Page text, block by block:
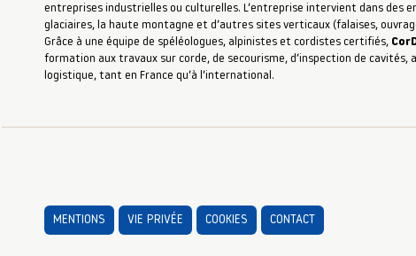
entreprises industrielles ou culturelles. L’entreprise intervient dans des
glaciaires, la haute montagne et d’autres sites verticaux (falaises,
Grâce à une équipe de spéléologues, alpinistes et cordistes certifiés,
formation aux travaux sur corde, de secourisme, d’inspection de cavités,
logistique, tant en France qu’à l’international.
MENTIONS VIE PRIVÉE COOKIES CONTACT